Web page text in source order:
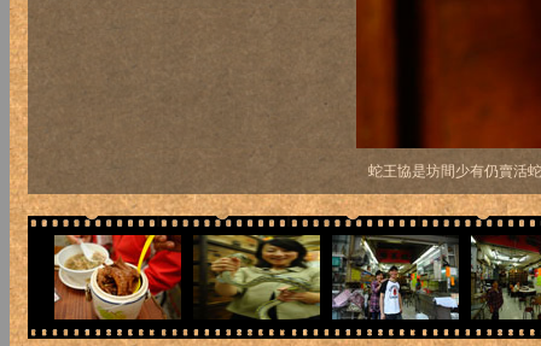
蛇王協是坊間少有仍賣活